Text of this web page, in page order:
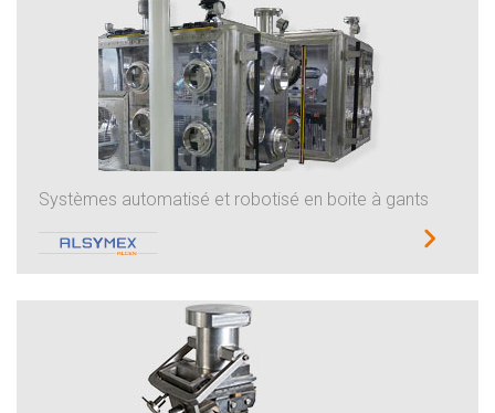
Systèmes automatisé et robotisé en boite à gants